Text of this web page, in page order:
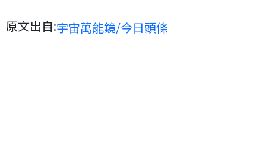
原文出自:宇宙萬能鏡/今日頭條